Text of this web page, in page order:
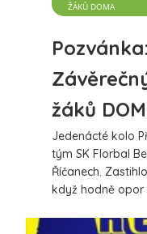
žáků
Jedenácté kolo
tým SK Florbal
Říčanech.
když hodně opor
silnou Spartou
ŽÁKŮ DOMA